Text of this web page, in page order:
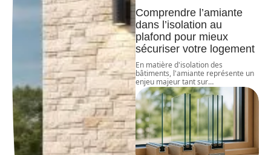
Comprendre l’amiante
dans l’isolation au
plafond pour mieux
sécuriser votre logement
En matière d'isolation des
bâtiments, l'amiante représente un
enjeu majeur tant sur…